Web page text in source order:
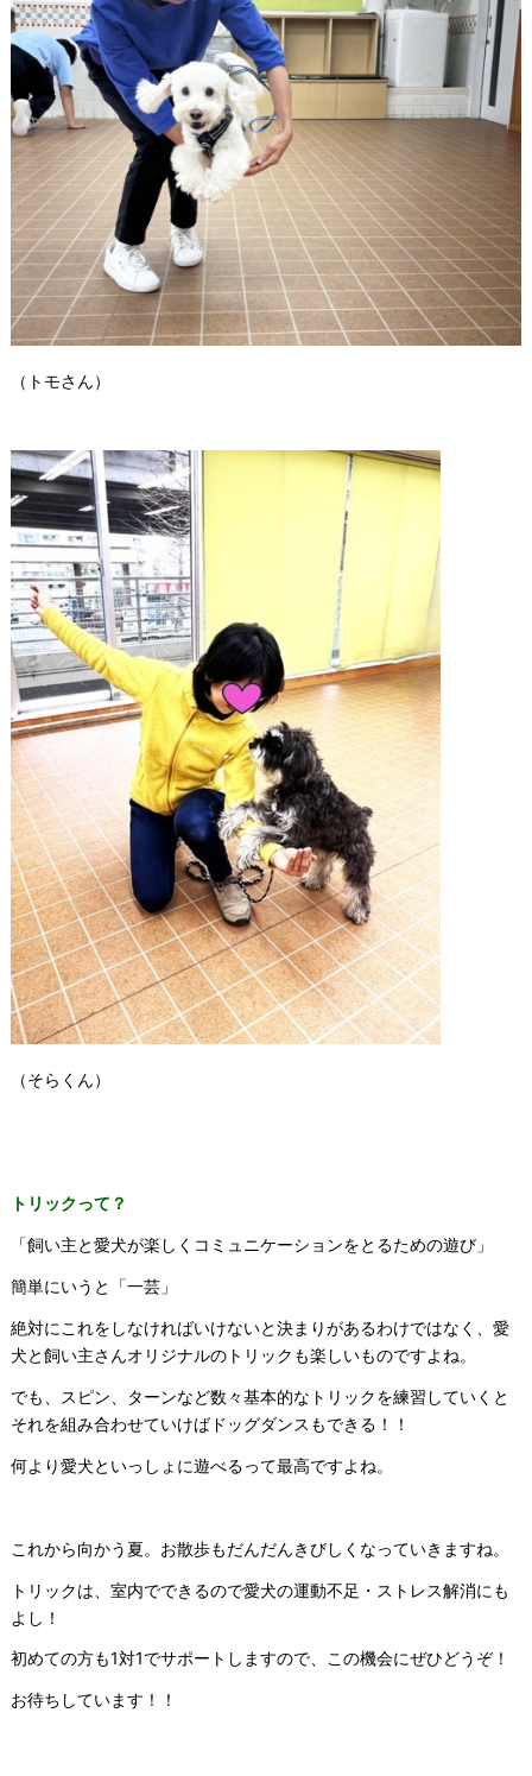
（トモさん）
（そらくん）
トリックって？
「飼い主と愛犬が楽しくコミュニケーションをとるための遊び」
簡単にいうと「一芸」
絶対にこれをしなければいけないと決まりがあるわけではなく、愛
犬と飼い主さんオリジナルのトリックも楽しいものですよね。
でも、スピン、ターンなど数々基本的なトリックを練習していくと
それを組み合わせていけばドッグダンスもできる！！
何より愛犬といっしょに遊べるって最高ですよね。
これから向かう夏。お散歩もだんだんきびしくなっていきますね。
トリックは、室内でできるので愛犬の運動不足・ストレス解消にも
よし！
初めての方も1対1でサポートしますので、この機会にぜひどうぞ！
お待ちしています！！